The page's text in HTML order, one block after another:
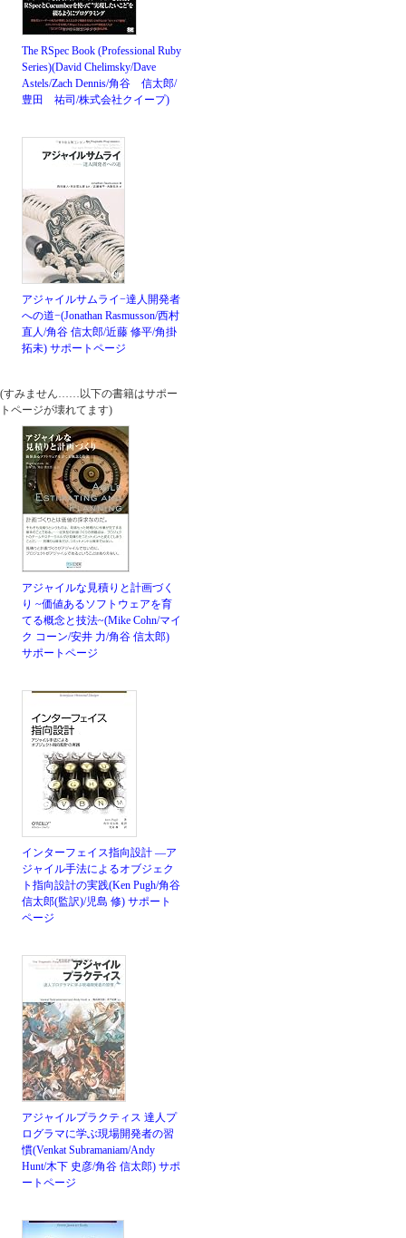
The RSpec Book (Professional Ruby
Series)(David Chelimsky/Dave
Astels/Zach Dennis/角谷 信太郎/
豊田 祐司/株式会社クイープ)
アジャイルサムライ−達人開発者
への道−(Jonathan Rasmusson/西村
直人/角谷 信太郎/近藤 修平/角掛
拓未) サポートページ
(すみません……以下の書籍はサポー
トページが壊れてます)
アジャイルな見積りと計画づく
り ~価値あるソフトウェアを育
てる概念と技法~(Mike Cohn/マイ
ク コーン/安井 力/角谷 信太郎)
サポートページ
インターフェイス指向設計 ―ア
ジャイル手法によるオブジェク
ト指向設計の実践(Ken Pugh/角谷
信太郎(監訳)/児島 修) サポート
ページ
アジャイルプラクティス 達人プ
ログラマに学ぶ現場開発者の習
慣(Venkat Subramaniam/Andy
Hunt/木下 史彦/角谷 信太郎) サポ
ートページ